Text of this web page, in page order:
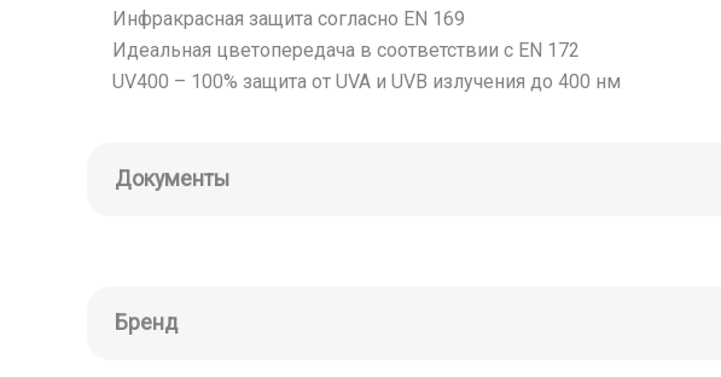
Инфракрасная защита согласно EN 169
Идеальная цветопередача в соответствии с EN 172
UV400 – 100% защита от UVA и UVB излучения до 400 нм
Документы
Бренд